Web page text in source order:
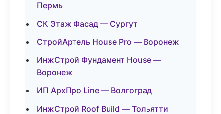
Пермь
СК Этаж Фасад — Сургут
СтройАртель House Pro — Воронеж
ИнжСтрой Фундамент House —
Воронеж
ИП АрхПро Line — Волгоград
ИнжСтрой Roof Build — Тольятти